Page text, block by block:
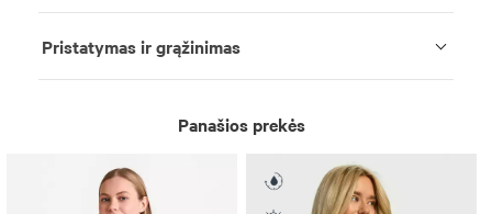
Pristatymas ir grąžinimas
Panašios prekės